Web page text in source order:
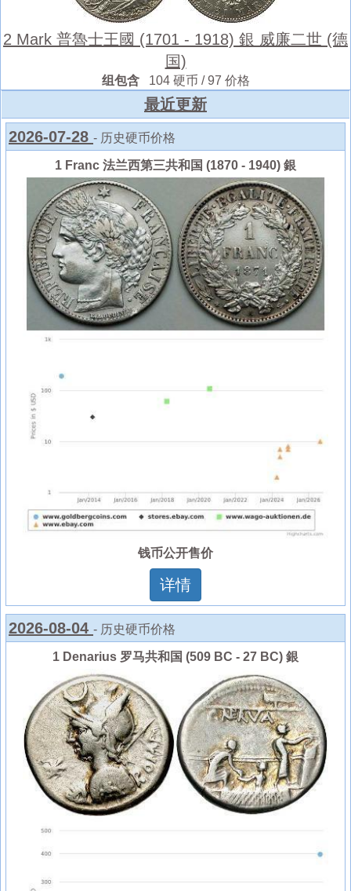
2 Mark 普魯士王國 (1701 - 1918) 銀 威廉二世 (德
国)
组包含 104 硬币 / 97 价格
最近更新
2026-07-28 - 历史硬币价格
1 Franc 法兰西第三共和国 (1870 - 1940) 銀
钱币公开售价
详情
2026-08-04 - 历史硬币价格
1 Denarius 罗马共和国 (509 BC - 27 BC) 銀